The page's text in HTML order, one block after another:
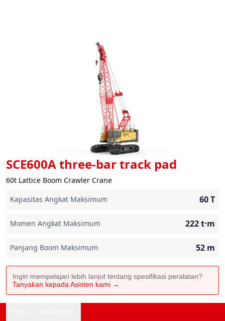
SCE600A three-bar track pad
60t Lattice Boom Crawler Crane
Kapasitas Angkat Maksimum
60T
Momen Angkat Maksimum 222t·m
Panjang Boom Maksimum 52 m
Ingin mempelajari lebih lanjut tentang spesifikasi peralatan?
Tanyakan kepada Asisten kami →